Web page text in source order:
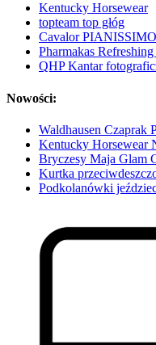
Kentucky Horsewear
topteam top głóg
Cavalor PIANISSIMO
Pharmakas
QHP Kantar
Nowości:
Waldhausen Czaprak
Kentucky Horsewear
Bryczesy Maja Glam
Kurtka
Podkolanówki